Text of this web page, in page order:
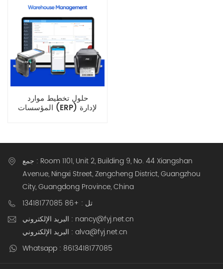
حلول تخطيط موارد
المؤسسات (ERP) لإدارة
جمع : Room 1101, Unit 2, Building 9, No. 44 Xiangshan
Avenue, Ningxi Street, Zengcheng District, Guangzhou
City, Guangdong Province, China
تل : +86 13418177085
البريد الإلكتروني : nancy@fyj.net.cn
البريد الإلكتروني : alva@fyj.net.cn
Whatsapp : 8613418177085